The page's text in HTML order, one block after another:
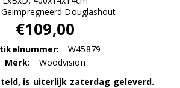
Douglashout
€109,00
W45879
Merk:
Woodvision
is uiterlijk zaterdag geleverd.